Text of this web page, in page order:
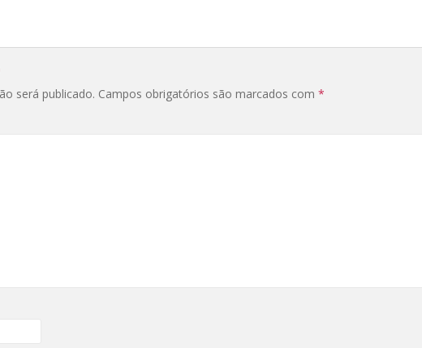
será publicado. Campos obrigatórios são marcados com *